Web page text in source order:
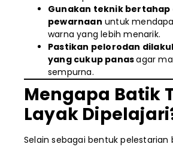
Gunakan teknik bertahap
pewarnaan untuk
warna yang lebih menarik.
Pastikan pelorodan
yang cukup panasagar
sempurna.
Mengapa Batik
Layak
Selain sebagai bentuk pelestarian